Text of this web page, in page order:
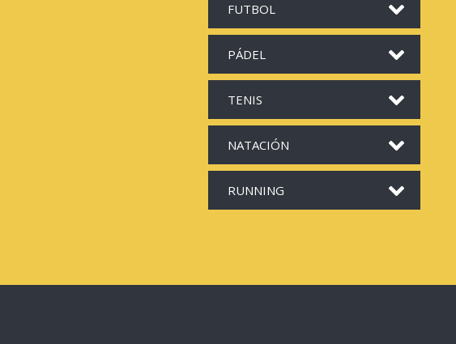
FUTBOL
PÁDEL
TENIS
NATACIÓN
RUNNING